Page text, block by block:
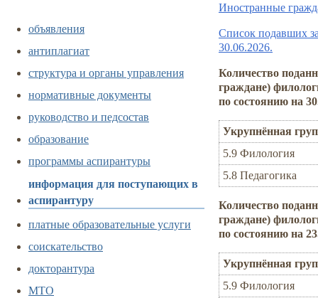
объявления
антиплагиат
структура и органы управления
нормативные документы
руководство и педсостав
образование
программы аспирантуры
информация для поступающих в
аспирантуру
платные образовательные услуги
соискательство
докторантура
МТО
Иностранные
Список подавших
30.06.2026.
Количество
граждане)
по состоянию на
Укрупнённая
5.9 Филология
5.8 Педагогика
Количество
граждане)
по состоянию на
Укрупнённая
5.9 Филология